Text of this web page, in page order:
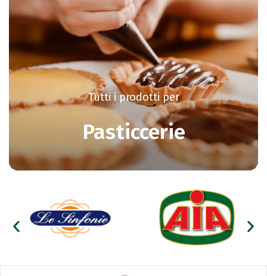
Tutti i prodotti per
Pasticcerie